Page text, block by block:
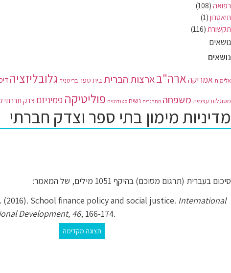
רפואה(108)
תיאטרון(1)
תקשורת(116)
נושאים
נושאים
אלימות אמריקהארה"בארצות הברית בית ספרבריטניה גלובליזציה
מסוגלות עצמית משפחה מתבגרים נשים סטודנטים פוליטיקה פמיניזם צדק חברתי
מדיניות מימון בתי ספר וצדק חברתי
סיכום בעברית (תרגום מסוכם) בהיקף 1051 מילים, של המאמר:
(2016). School finance policy and social justice. International
Development, 46
תצוגה מקדימה